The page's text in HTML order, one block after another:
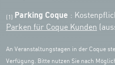
(1) Parking Coque :
Parken für Coque Kunden
An Veranstaltungstagen in der Coque
Verfügung. Bitte nutzen Sie nach